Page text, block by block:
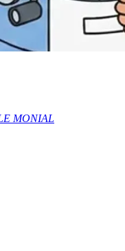
MONIAL